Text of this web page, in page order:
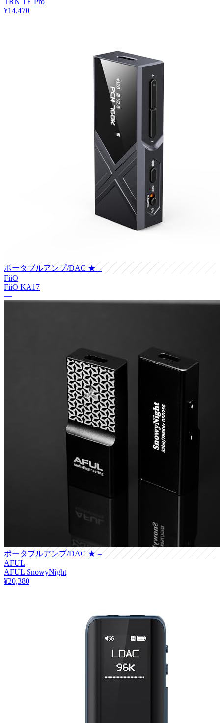
¥14,470
ポータブルアンプ/DAC ★ –
FiiO
FiiO KA17
—
ポータブルアンプ/DAC ★ –
AFUL
AFUL SnowyNight
¥20,380